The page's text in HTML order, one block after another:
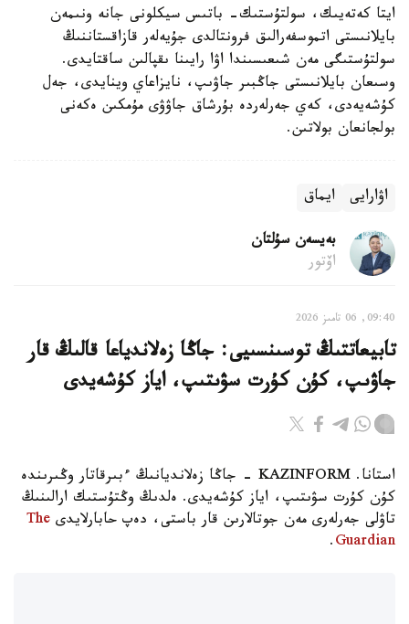
ايتا كەتەيىك، سولتۇستىك- باتىس سيكلونى جانە ونىمەن
بايلانىستى اتموسفەرالىق فرونتالدى جۇيەلەر قازاقستاننىڭ
سولتۇستىگى مەن شىعىسىندا اۋا رايىنا ىقپالىن ساقتايدى.
وسىعان بايلانىستى جاڭبىر جاۋىپ، نايزاعاي وينايدى، جەل
كۇشەيەدى، كەي جەرلەردە بۇرشاق جاۋۋى مۇمكىن ەكەنى
بولجانعان بولاتىن.
اۋارايى ايماق
بەيسەن سۇلتان
اۆتور
09:40, 06 تامىز 2026
تابيعاتتىڭ توسىنسىيى: جاڭا زەلاندياعا قالىڭ قار
جاۋىپ، كۇن كۇرت سۋىتىپ، اياز كۇشەيدى
استانا. KAZINFORM - جاڭا زەلانديانىڭ ءبىرقاتار وڭىرىندە
كۇن كۇرت سۋىتىپ، اياز كۇشەيدى. ەلدىڭ وڭتۇستىك ارالىنىڭ
تاۋلى جەرلەرى مەن جوتالارىن قار باستى، دەپ حابارلايدى The
Guardian
.